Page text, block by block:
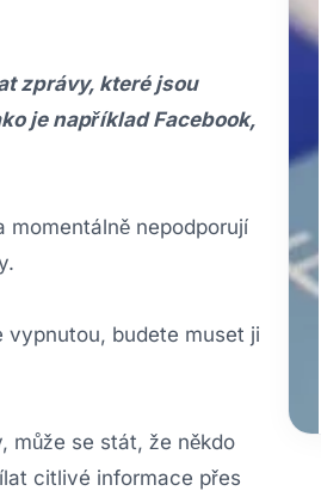
zprávy, které jsou
je například Facebook,
momentálně nepodporují
vypnutou, budete muset ji
může se stát, že někdo
citlivé informace přes